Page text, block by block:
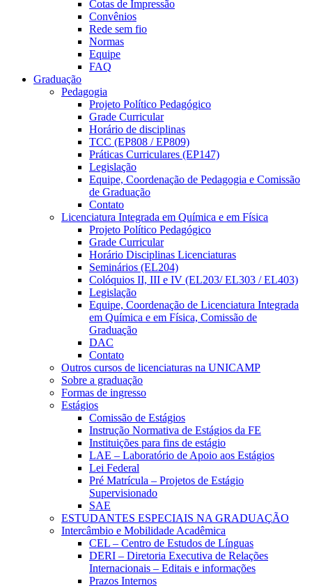
Cotas de Impressão
Convênios
Rede sem fio
Normas
Equipe
FAQ
Graduação
Pedagogia
Projeto Político Pedagógico
Grade Curricular
Horário de disciplinas
TCC (EP808 / EP809)
Práticas Curriculares (EP147)
Legislação
Equipe, Coordenação de Pedagogia e Comissão
de Graduação
Contato
Licenciatura Integrada em Química e em Física
Projeto Político Pedagógico
Grade Curricular
Horário Disciplinas Licenciaturas
Seminários (EL204)
Colóquios II, III e IV (EL203/ EL303 / EL403)
Legislação
Equipe, Coordenação de Licenciatura Integrada
em Química e em Física, Comissão de
Graduação
DAC
Contato
Outros cursos de licenciaturas na UNICAMP
Sobre a graduação
Formas de ingresso
Estágios
Comissão de Estágios
Instrução Normativa de Estágios da FE
Instituições para fins de estágio
LAE – Laboratório de Apoio aos Estágios
Lei Federal
Pré Matrícula – Projetos de Estágio
Supervisionado
SAE
ESTUDANTES ESPECIAIS NA GRADUAÇÃO
Intercâmbio e Mobilidade Acadêmica
CEL – Centro de Estudos de Línguas
DERI – Diretoria Executiva de Relações
Internacionais – Editais e informações
Prazos Internos